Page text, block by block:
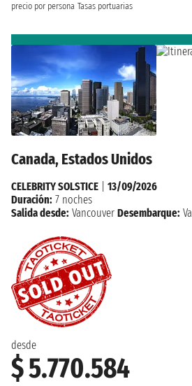
precio por persona Tasas portuarias
Canada, Estados Unidos
desde
$ 5.770.584
CELEBRITY SOLSTICE
13/09/2026
Duración: 7 noches
Salida desde: Vancouver Desembarque: